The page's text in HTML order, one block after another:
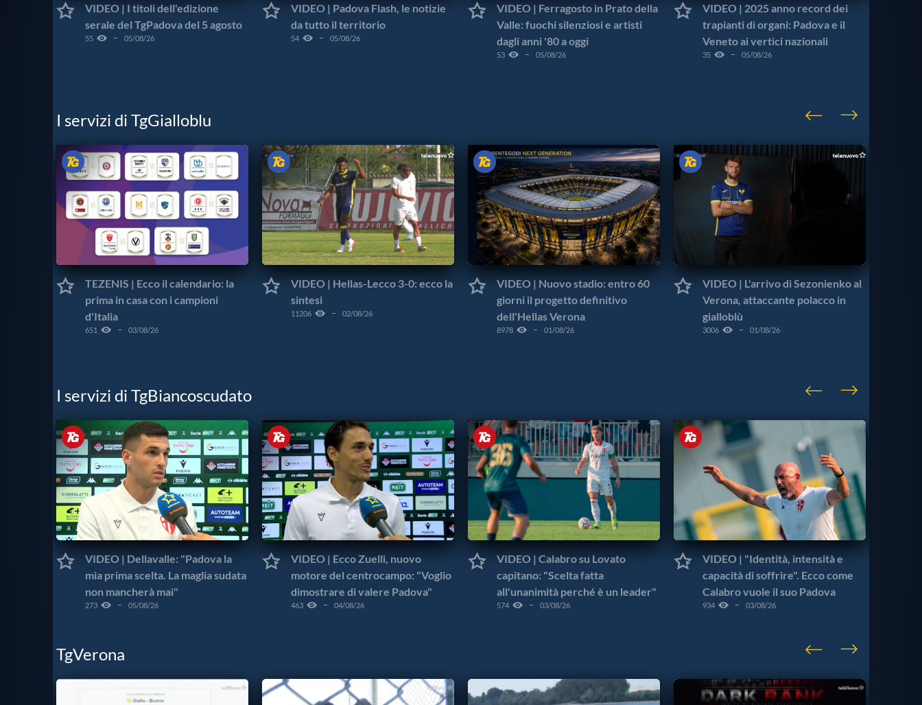
VIDEO | I titoli dell'edizione
serale del TgPadova del 5 agosto
55 05/08/26
VIDEO | Padova Flash, le notizie
da tutto il territorio
54 05/08/26
VIDEO | Ferragosto in Prato della
Valle: fuochi silenziosi e artisti
dagli anni '80 a oggi
53 05/08/26
VIDEO | 2025 anno record dei
trapianti di organi: Padova e il
Veneto ai vertici nazionali
35 05/08/26
I servizi di TgGialloblu
TEZENIS | Ecco il calendario: la
prima in casa con i campioni
d'Italia
651 03/08/26
VIDEO | Hellas-Lecco 3-0: ecco la
sintesi
11206 02/08/26
VIDEO | Nuovo stadio: entro 60
giorni il progetto definitivo
dell'Hellas Verona
8978 01/08/26
VIDEO | L'arrivo di Sezonienko al
Verona, attaccante polacco in
gialloblù
3006 01/08/26
I servizi di TgBiancoscudato
VIDEO | Dellavalle: "Padova la
mia prima scelta. La maglia sudata
non mancherà mai"
273 05/08/26
VIDEO | Ecco Zuelli, nuovo
motore del centrocampo: "Voglio
dimostrare di valere Padova"
463 04/08/26
VIDEO | Calabro su Lovato
capitano: "Scelta fatta
all'unanimità perché è un leader"
574 03/08/26
VIDEO | "Identità, intensità e
capacità di soffrire". Ecco come
Calabro vuole il suo Padova
934 03/08/26
TgVerona